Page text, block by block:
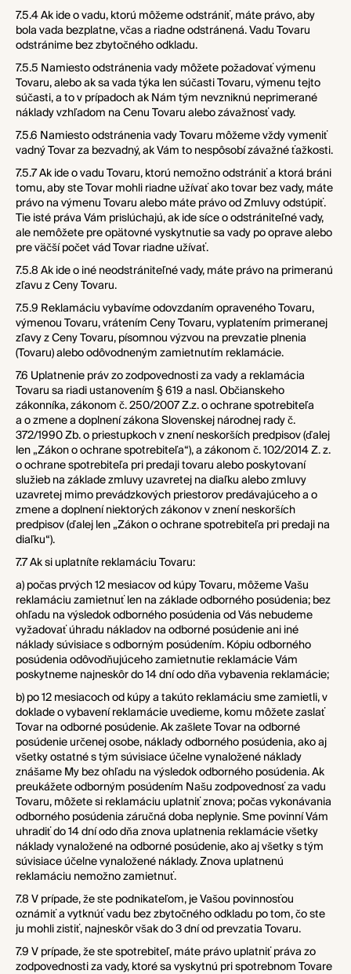
7.5.4 Ak ide o vadu, ktorú môžeme odstrániť, máte právo, aby
bola vada bezplatne, včas a riadne odstránená. Vadu Tovaru
odstránime bez zbytočného odkladu.
7.5.5 Namiesto odstránenia vady môžete požadovať výmenu
Tovaru, alebo ak sa vada týka len súčasti Tovaru, výmenu tejto
súčasti, a to v prípadoch ak Nám tým nevzniknú neprimerané
náklady vzhľadom na Cenu Tovaru alebo závažnosť vady.
7.5.6 Namiesto odstránenia vady Tovaru môžeme vždy vymeniť
vadný Tovar za bezvadný, ak Vám to nespôsobí závažné ťažkosti.
7.5.7 Ak ide o vadu Tovaru, ktorú nemožno odstrániť a ktorá bráni
tomu, aby ste Tovar mohli riadne užívať ako tovar bez vady, máte
právo na výmenu Tovaru alebo máte právo od Zmluvy odstúpiť.
Tie isté práva Vám prislúchajú, ak ide síce o odstrániteľné vady,
ale nemôžete pre opätovné vyskytnutie sa vady po oprave alebo
pre väčší počet vád Tovar riadne užívať.
7.5.8 Ak ide o iné neodstrániteľné vady, máte právo na primeranú
zľavu z Ceny Tovaru.
7.5.9 Reklamáciu vybavíme odovzdaním opraveného Tovaru,
výmenou Tovaru, vrátením Ceny Tovaru, vyplatením primeranej
zľavy z Ceny Tovaru, písomnou výzvou na prevzatie plnenia
(Tovaru) alebo odôvodneným zamietnutím reklamácie.
7.6 Uplatnenie práv zo zodpovednosti za vady a reklamácia
Tovaru sa riadi ustanovením § 619 a nasl. Občianskeho
zákonníka, zákonom č. 250/2007 Z.z. o ochrane spotrebiteľa
a o zmene a doplnení zákona Slovenskej národnej rady č.
372/1990 Zb. o priestupkoch v znení neskorších predpisov (ďalej
len „Zákon o ochrane spotrebiteľa“), a zákonom č. 102/2014 Z. z.
o ochrane spotrebiteľa pri predaji tovaru alebo poskytovaní
služieb na základe zmluvy uzavretej na diaľku alebo zmluvy
uzavretej mimo prevádzkových priestorov predávajúceho a o
zmene a doplnení niektorých zákonov v znení neskorších
predpisov (ďalej len „Zákon o ochrane spotrebiteľa pri predaji na
diaľku“).
7.7 Ak si uplatníte reklamáciu Tovaru:
a) počas prvých 12 mesiacov od kúpy Tovaru, môžeme Vašu
reklamáciu zamietnuť len na základe odborného posúdenia; bez
ohľadu na výsledok odborného posúdenia od Vás nebudeme
vyžadovať úhradu nákladov na odborné posúdenie ani iné
náklady súvisiace s odborným posúdením. Kópiu odborného
posúdenia odôvodňujúceho zamietnutie reklamácie Vám
poskytneme najneskôr do 14 dní odo dňa vybavenia reklamácie;
b) po 12 mesiacoch od kúpy a takúto reklamáciu sme zamietli, v
doklade o vybavení reklamácie uvedieme, komu môžete zaslať
Tovar na odborné posúdenie. Ak zašlete Tovar na odborné
posúdenie určenej osobe, náklady odborného posúdenia, ako aj
všetky ostatné s tým súvisiace účelne vynaložené náklady
znášame My bez ohľadu na výsledok odborného posúdenia. Ak
preukážete odborným posúdením Našu zodpovednosť za vadu
Tovaru, môžete si reklamáciu uplatniť znova; počas vykonávania
odborného posúdenia záručná doba neplynie. Sme povinní Vám
uhradiť do 14 dní odo dňa znova uplatnenia reklamácie všetky
náklady vynaložené na odborné posúdenie, ako aj všetky s tým
súvisiace účelne vynaložené náklady. Znova uplatnenú
reklamáciu nemožno zamietnuť.
7.8 V prípade, že ste podnikateľom, je Vašou povinnosťou
oznámiť a vytknúť vadu bez zbytočného odkladu po tom, čo ste
ju mohli zistiť, najneskôr však do 3 dní od prevzatia Tovaru.
7.9 V prípade, že ste spotrebiteľ, máte právo uplatniť práva zo
zodpovednosti za vady, ktoré sa vyskytnú pri spotrebnom Tovare